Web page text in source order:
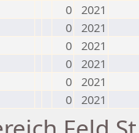
0 2021
0 2021
0 2021
0 2021
0 2021
0 2021